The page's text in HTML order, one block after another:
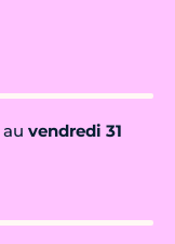
au vendredi 31